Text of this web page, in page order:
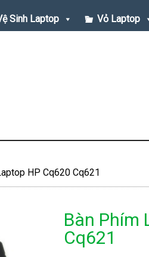
Sinh Laptop Vỏ Laptop
HP Cq620 Cq621
Bàn Phím
Cq621